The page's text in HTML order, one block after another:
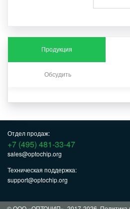
Продукция
Обсудить
Отдел продаж:
+7 (495) 481-33-47
sales@optochip.org
Техническая поддержка:
support@optochip.org